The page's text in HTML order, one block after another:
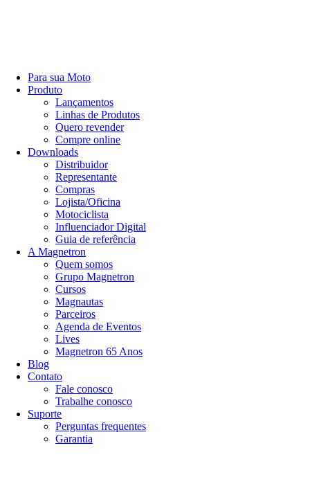
Para sua Moto
Produto
Lançamentos
Linhas de Produtos
Quero revender
Compre online
Downloads
Distribuidor
Representante
Compras
Lojista/Oficina
Motociclista
Influenciador Digital
Guia de referência
A Magnetron
Quem somos
Grupo Magnetron
Cursos
Magnautas
Parceiros
Agenda de Eventos
Lives
Magnetron 65 Anos
Blog
Contato
Fale conosco
Trabalhe conosco
Suporte
Perguntas frequentes
Garantia